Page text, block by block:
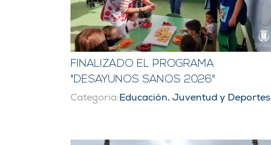
FINALIZADO EL PROGRAMA
"DESAYUNOS SANOS 2026"
Categoria:Educación, Juventud y Deportes